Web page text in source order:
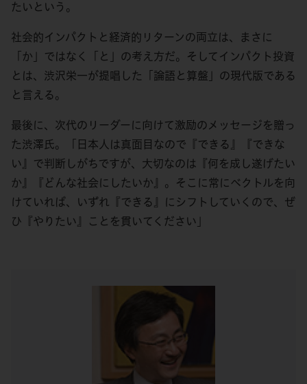
たいという。
社会的インパクトと経済的リターンの両立は、まさに
「か」ではなく「と」の考え方だ。そしてインパクト投資
とは、渋沢栄一が提唱した「論語と算盤」の現代版である
と言える。
最後に、次代のリーダーに向けて激励のメッセージを贈っ
た渋澤氏。「日本人は真面目なので『できる』『できな
い』で判断しがちですが、大切なのは『何を成し遂げたい
か』『どんな社会にしたいか』。そこに常にベクトルを向
けていれば、いずれ『できる』にシフトしていくので、ぜ
ひ『やりたい』ことを貫いてください」